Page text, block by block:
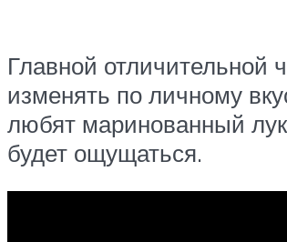
Главной отличительной
изменять по личному
любят маринованный
будет ощущаться.